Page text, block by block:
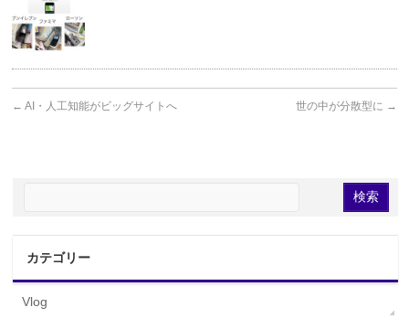
← AI・人工知能がビッグサイトへ 世の中が分散型に →
カテゴリー
Vlog